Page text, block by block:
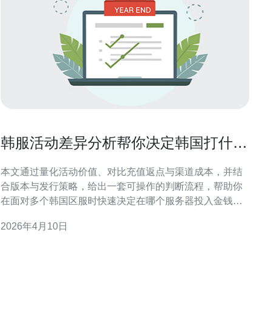
韩服活动差异分析帮你决定韩国打什么
本文通过量化活动价值、对比充值返点与渠道成本，并结
合版本与发行策略，给出一套可操作的判断流程，帮助你
在面对多个韩国区服时快速决定在哪个服务器投入金钱和
销？ 不同区服的活动差异往往体现在活动频率、奖励数量
2026年4月10日